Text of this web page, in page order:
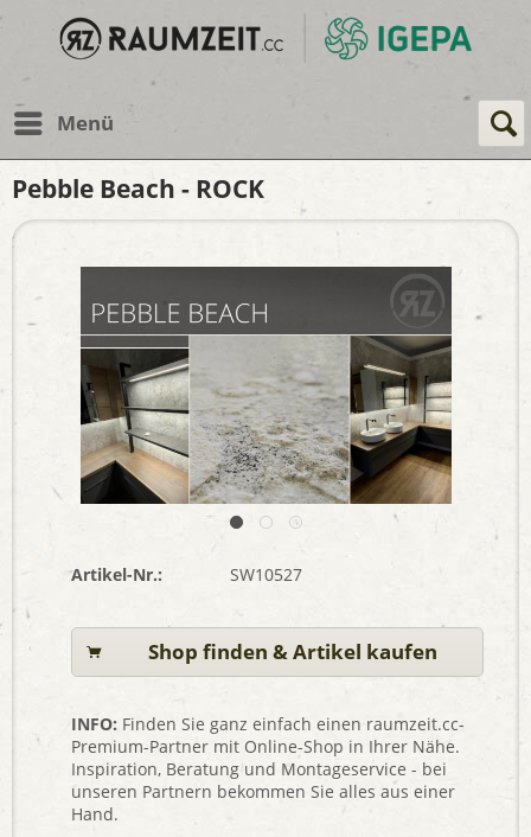
Menü
Pebble Beach - ROCK
Artikel-Nr.: SW10527
Shop finden & Artikel kaufen
INFO: Finden Sie ganz einfach einen raumzeit.cc-
Premium-Partner mit Online-Shop in Ihrer Nähe.
Inspiration, Beratung und Montageservice - bei
unseren Partnern bekommen Sie alles aus einer
Hand.